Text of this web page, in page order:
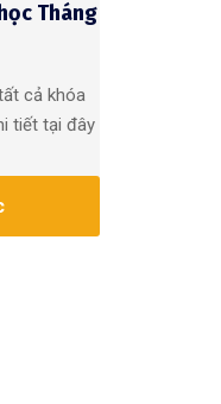
Tháng
cả khóa
tiết tại đây